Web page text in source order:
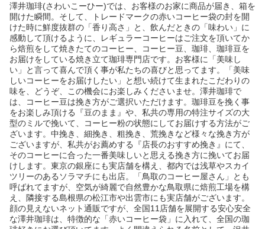
澤井珈琲(さわいこーひー)では、お客様のお家に商品が届き、箱を
開けた瞬間。そして、トレードマークの赤いコーヒー袋の封を開
けた時に鮮度抜群の「香り高さ」と、飲んだときの「味わい」に
感動して頂けるように、レギュラーコーヒーはご注文を頂いてか
ら焙煎をして焼きたてのコーヒー、コーヒー豆、珈琲、珈琲豆を
お届けをしている焼き立て珈琲専門店です。お客様に「美味し
い」と言って喜んで頂く事が私たちの喜びと思ってます。「美味
しいコーヒーをお届けしたい」と想い続けて生まれたこだわりの
味を、どうぞ、この機会にお楽しみくださいませ。澤井珈琲で
は、コーヒー豆は挽き方がご選択いただけます。珈琲豆を挽く事
をお楽しみ頂ける『豆のまま』や、私共の専用の特注サイズの大
型のミルで挽いて、コーヒー粉の状態にしてお届けする方法がご
ざいます。中挽き、細挽き、粗挽き、荒挽きなど様々な挽き方が
ございますが、私共がお薦めする『店長のおすすめ挽き』にて、
そのコーヒーに合った一番美味しいと思える挽き方に挽いてお届
けします。東京の銀座にも実店舗を構え、都内では浅草やスカイ
ツリーのあるソラマチにも出店。「鳥取のコーヒー屋さん」とも
呼ばれてますが、空気が綺麗で自然豊かな鳥取県に焙煎工場を構
え、隣接する島根県の松江市や出雲市にも実店舗がございます。
顔の見えないネット通販ですが、全国11店舗を展開する安心安全
な澤井珈琲は、特徴的な「赤いコーヒー袋」に入れて、全国の珈